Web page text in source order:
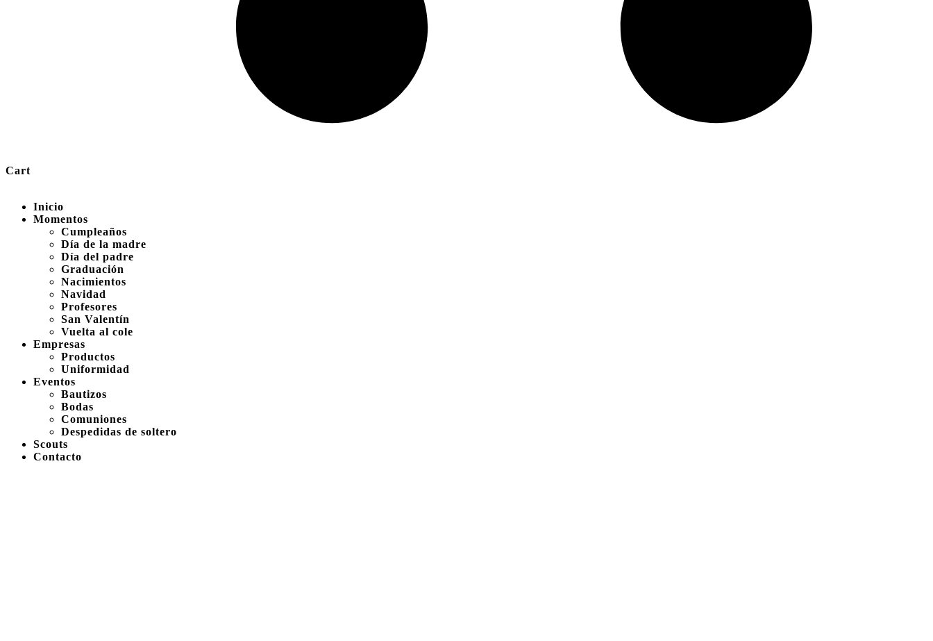
Cart
Inicio
Momentos
Cumpleaños
Día de la madre
Día del padre
Graduación
Nacimientos
Navidad
Profesores
San Valentín
Vuelta al cole
Empresas
Productos
Uniformidad
Eventos
Bautizos
Bodas
Comuniones
Despedidas de soltero
Scouts
Contacto